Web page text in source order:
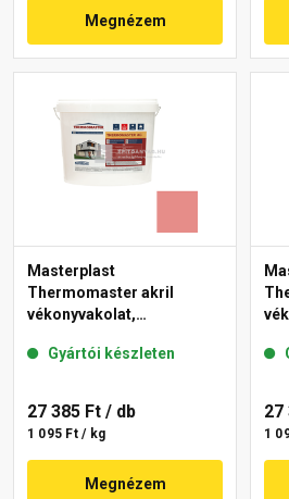
Megnézem
Masterplast
Thermomaster akril
vékonyvakolat,
22-D 25 kg
Gyártói készleten
27 385 Ft / db
1 095 Ft / kg
Megnézem
27
1